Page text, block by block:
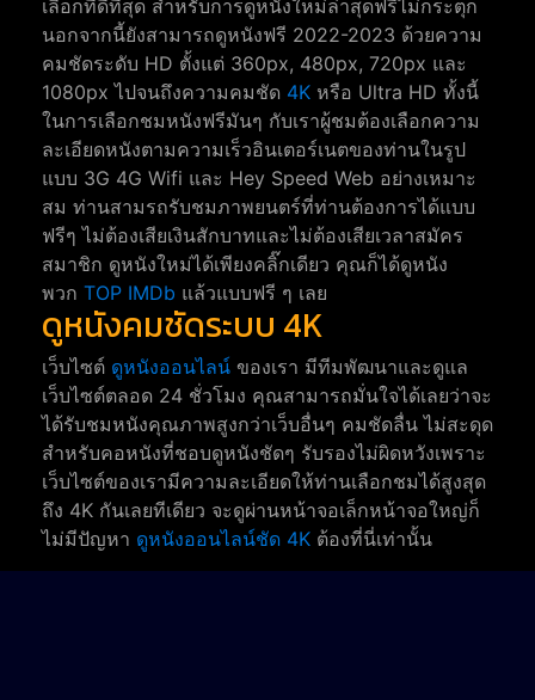
เลือกที่ดีที่สุด สำหรับการดูหนังใหม่ล่าสุดฟรีไม่กระตุก
นอกจากนี้ยังสามารถดูหนังฟรี 2022-2023 ด้วยความ
คมชัดระดับ HD ตั้งแต่ 360px, 480px, 720px และ
1080px ไปจนถึงความคมชัด 4K หรือ Ultra HD ทั้งนี้
ในการเลือกชมหนังฟรีมันๆ กับเราผู้ชมต้องเลือกความ
ละเอียดหนังตามความเร็วอินเตอร์เนตของท่านในรูป
แบบ 3G 4G Wifi และ Hey Speed Web อย่างเหมาะ
สม ท่านสามรถรับชมภาพยนตร์ที่ท่านต้องการได้แบบ
ฟรีๆ ไม่ต้องเสียเงินสักบาทและไม่ต้องเสียเวลาสมัคร
สมาชิก ดูหนังใหม่ได้เพียงคลิ๊กเดียว คุณก็ได้ดูหนัง
พวก TOP IMDb แล้วแบบฟรี ๆ เลย
ดูหนังคมชัดระบบ 4K
เว็บไซต์ ดูหนังออนไลน์ ของเรา มีทีมพัฒนาและดูแล
เว็บไซต์ตลอด 24 ชั่วโมง คุณสามารถมั่นใจได้เลยว่าจะ
ได้รับชมหนังคุณภาพสูงกว่าเว็บอื่นๆ คมชัดลื่น ไม่สะดุด
สำหรับคอหนังที่ชอบดูหนังชัดๆ รับรองไม่ผิดหวังเพราะ
เว็บไซต์ของเรามีความละเอียดให้ท่านเลือกชมได้สูงสุด
ถึง 4K กันเลยทีเดียว จะดูผ่านหน้าจอเล็กหน้าจอใหญ่ก็
ไม่มีปัญหา ดูหนังออนไลน์ชัด 4K ต้องที่นี่เท่านั้น